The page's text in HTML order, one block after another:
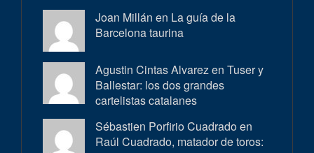
Joan Millán en La guía de la
Barcelona taurina
Agustin Cintas Alvarez en Tuser y
Ballestar: los dos grandes
cartelistas catalanes
Sébastien Porfirio Cuadrado en
Raúl Cuadrado, matador de toros: